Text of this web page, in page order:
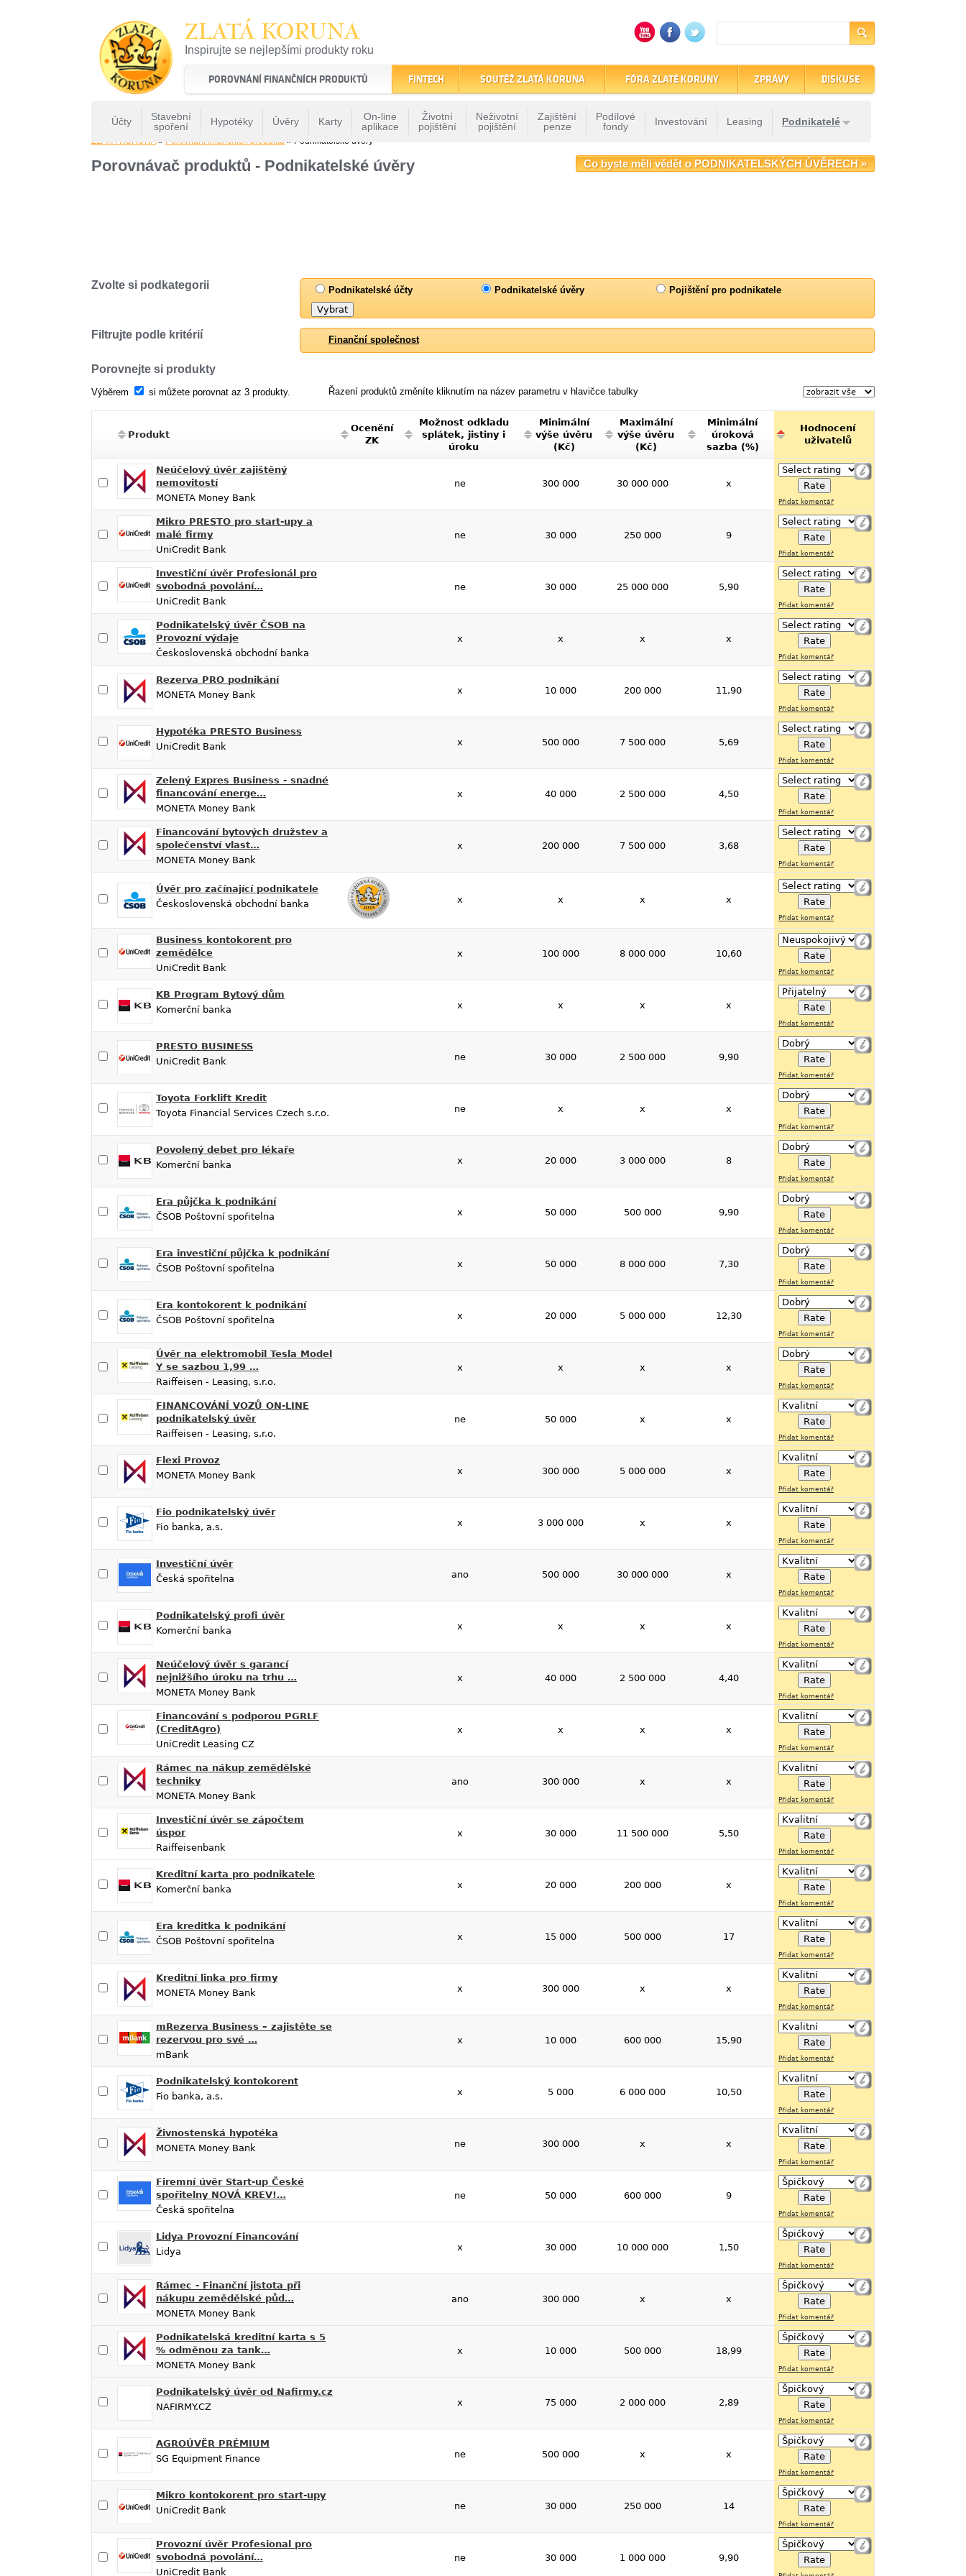
ZLATÁ KORUNA
Inspirujte se nejlepšími produkty roku
22 let tradice a kvality na finančním trhu
POROVNÁNÍ FINANČNÍCH PRODUKTŮ
Účty
Stavební
spoření
Hypotéky Úvěry Karty
On-line
aplikace
Životní
pojištění
Neživotní
pojištění
Zajištění
penze
Podílové
fondy
Investování Leasing Podnikatelé
FINTECH SOUTĚŽ ZLATÁ KORUNA FÓRA ZLATÉ KORUNY ZPRÁVY DISKUSE
ZLATÁ KORUNA» Porovnání finančních produktů » Podnikatelské úvěry
Co byste měli vědět o PODNIKATELSKÝCH ÚVĚRECH »
Porovnávač produktů - Podnikatelské úvěry
Zvolte si podkategorii Podnikatelské účty Podnikatelské úvěry Pojištění pro podnikatele
Filtrujte podle kritérií Finanční společnost
Porovnejte si produkty
Řazení produktů změníte kliknutím na název parametru v hlavičce tabulky
Výběrem si můžete porovnat az 3 produkty.
Produkt
Ocenění
ZK
Možnost odkladu
splátek, jistiny i
úroku
Minimální
výše úvěru
(Kč)
Maximální
výše úvěru
(Kč)
Minimální
úroková
sazba (%)
Hodnocení
uživatelů
Neúčelový úvěr zajištěný
nemovitostí
MONETA Money Bank
ne 300 000 30 000 000 x
Přidat komentář
Mikro PRESTO pro start-upy a
malé firmy
UniCredit Bank
ne 30 000 250 000 9
Přidat komentář
Investiční úvěr Profesionál pro
svobodná povolání…
UniCredit Bank
ne 30 000 25 000 000 5,90
Přidat komentář
Podnikatelský úvěr ČSOB na
Provozní výdaje
Československá obchodní banka
x x x x
Přidat komentář
Rezerva PRO podnikání
MONETA Money Bank
x 10 000 200 000 11,90
Přidat komentář
Hypotéka PRESTO Business
UniCredit Bank
x 500 000 7 500 000 5,69
Přidat komentář
Zelený Expres Business - snadné
financování energe…
MONETA Money Bank
x 40 000 2 500 000 4,50
Přidat komentář
Financování bytových družstev a
společenství vlast…
MONETA Money Bank
x 200 000 7 500 000 3,68
Přidat komentář
Úvěr pro začínající podnikatele
Československá obchodní banka
x x x x
Přidat komentář
Business kontokorent pro
zemědělce
UniCredit Bank
x 100 000 8 000 000 10,60
Přidat komentář
KB Program Bytový dům
Komerční banka
x x x x
Přidat komentář
PRESTO BUSINESS
UniCredit Bank
ne 30 000 2 500 000 9,90
Přidat komentář
Toyota Forklift Kredit
Toyota Financial Services Czech s.r.o.
ne x x x
Přidat komentář
Povolený debet pro lékaře
Komerční banka
x 20 000 3 000 000 8
Přidat komentář
Era půjčka k podnikání
ČSOB Poštovní spořitelna
x 50 000 500 000 9,90
Přidat komentář
Era investiční půjčka k podnikání
ČSOB Poštovní spořitelna
x 50 000 8 000 000 7,30
Přidat komentář
Era kontokorent k podnikání
ČSOB Poštovní spořitelna
x 20 000 5 000 000 12,30
Přidat komentář
Úvěr na elektromobil Tesla Model
Y se sazbou 1,99 …
Raiffeisen - Leasing, s.r.o.
x x x x
Přidat komentář
FINANCOVÁNÍ VOZŮ ON-LINE
podnikatelský úvěr
Raiffeisen - Leasing, s.r.o.
ne 50 000 x x
Přidat komentář
Flexi Provoz
MONETA Money Bank
x 300 000 5 000 000 x
Přidat komentář
Fio podnikatelský úvěr
Fio banka, a.s.
x 3 000 000 x x
Přidat komentář
Investiční úvěr
Česká spořitelna
ano 500 000 30 000 000 x
Přidat komentář
Podnikatelský profi úvěr
Komerční banka
x x x x
Přidat komentář
Neúčelový úvěr s garancí
nejnižšího úroku na trhu …
MONETA Money Bank
x 40 000 2 500 000 4,40
Přidat komentář
Financování s podporou PGRLF
(CreditAgro)
UniCredit Leasing CZ
x x x x
Přidat komentář
Rámec na nákup zemědělské
techniky
MONETA Money Bank
ano 300 000 x x
Přidat komentář
Investiční úvěr se zápočtem
úspor
Raiffeisenbank
x 30 000 11 500 000 5,50
Přidat komentář
Kreditní karta pro podnikatele
Komerční banka
x 20 000 200 000 x
Přidat komentář
Era kreditka k podnikání
ČSOB Poštovní spořitelna
x 15 000 500 000 17
Přidat komentář
Kreditní linka pro firmy
MONETA Money Bank
x 300 000 x x
Přidat komentář
mRezerva Business – zajistěte se
rezervou pro své …
mBank
x 10 000 600 000 15,90
Přidat komentář
Podnikatelský kontokorent
Fio banka, a.s.
x 5 000 6 000 000 10,50
Přidat komentář
Živnostenská hypotéka
MONETA Money Bank
ne 300 000 x x
Přidat komentář
Firemní úvěr Start-up České
spořitelny NOVÁ KREV!…
Česká spořitelna
ne 50 000 600 000 9
Přidat komentář
Lidya Provozní Financování
Lidya
x 30 000 10 000 000 1,50
Přidat komentář
Rámec - Finanční jistota při
nákupu zemědělské půd…
MONETA Money Bank
ano 300 000 x x
Přidat komentář
Podnikatelská kreditní karta s 5
% odměnou za tank…
MONETA Money Bank
x 10 000 500 000 18,99
Přidat komentář
Podnikatelský úvěr od Nafirmy.cz
NAFIRMY.CZ
x 75 000 2 000 000 2,89
Přidat komentář
AGROÚVĚR PRÉMIUM
SG Equipment Finance
ne 500 000 x x
Přidat komentář
Mikro kontokorent pro start-upy
UniCredit Bank
ne 30 000 250 000 14
Přidat komentář
Provozní úvěr Profesional pro
svobodná povolání…
UniCredit Bank
ne 30 000 1 000 000 9,90